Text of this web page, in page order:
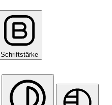
Schriftstärke